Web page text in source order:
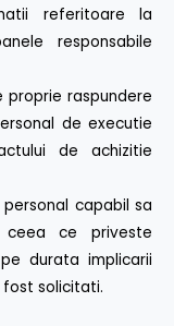
referitoare la
responsabile
raspundere
de executie
de achizitie
capabil sa
ceea ce priveste
durata implicarii
solicitati.